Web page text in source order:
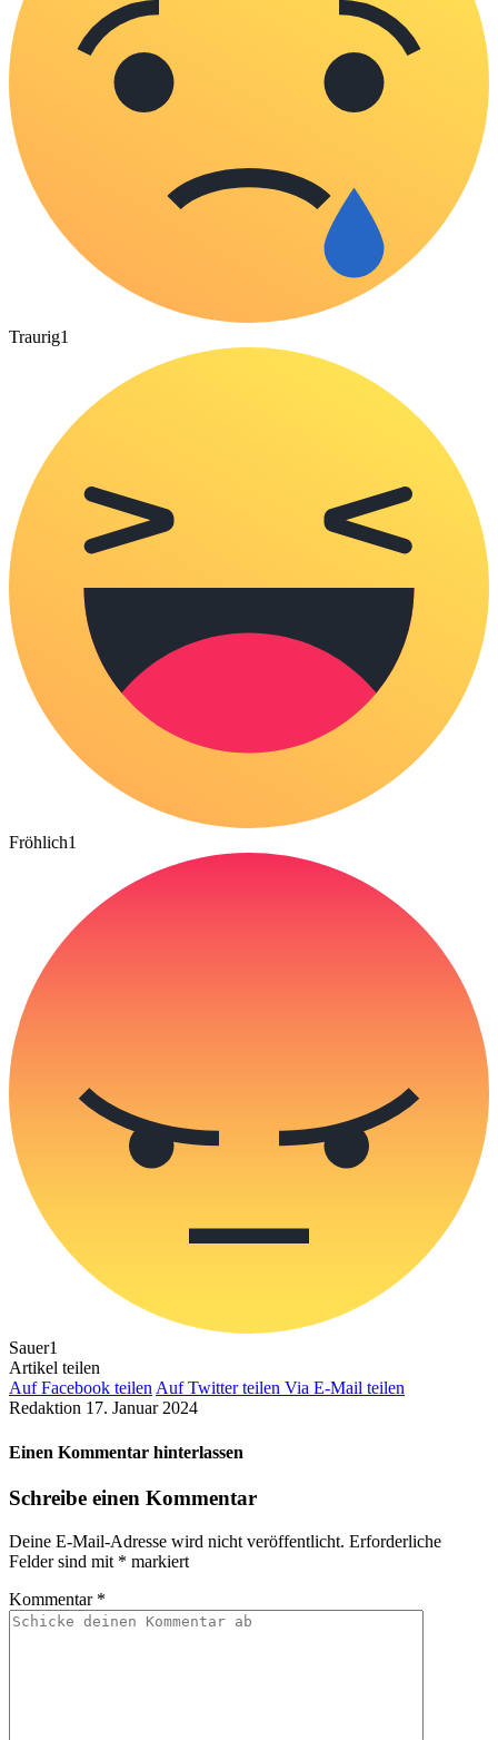
Traurig1
Fröhlich1
Sauer1
Artikel teilen
Auf Facebook teilen Auf Twitter teilen Via E-Mail teilen
Redaktion 17. Januar 2024
Einen Kommentar hinterlassen
Schreibe einen Kommentar
Deine E-Mail-Adresse wird nicht veröffentlicht. Erforderliche
Felder sind mit * markiert
Kommentar *